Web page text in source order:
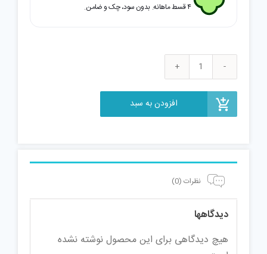
۴ قسط ماهانه. بدون سود، چک و ضامن.
عینک
طبی
مدل
افزودن به سبد
نظرات (0)
دیدگاهها
هیچ دیدگاهی برای این محصول نوشته نشده